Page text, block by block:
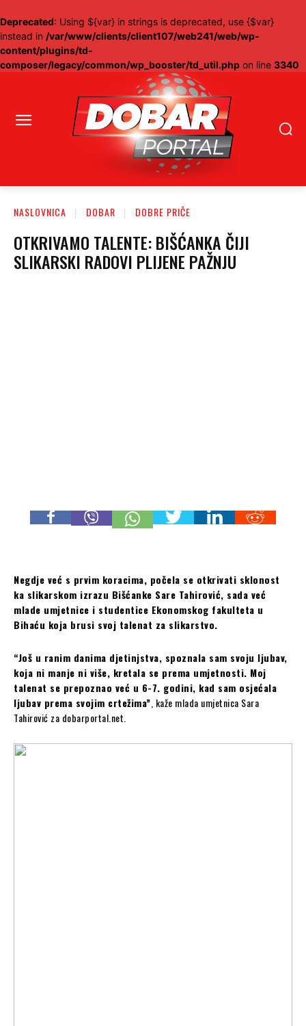
Deprecated: Using ${var} in strings is deprecated, use {$var}
instead in /var/www/clients/client107/web241/web/wp-
content/plugins/td-
composer/legacy/common/wp_booster/td_util.php on line 3340
NASLOVNICA DOBAR DOBRE PRIČE
OTKRIVAMO TALENTE: BIŠĆANKA ČIJI
SLIKARSKI RADOVI PLIJENE PAŽNJU
Negdje već s prvim koracima, počela se otkrivati sklonost
ka slikarskom izrazu Bišćanke Sare Tahirović, sada već
mlade umjetnice i studentice Ekonomskog fakulteta u
Bihaću koja brusi svoj talenat za slikarstvo.
“Još u ranim danima djetinjstva, spoznala sam svoju ljubav,
koja ni manje ni više, kretala se prema umjetnosti. Moj
talenat se prepoznao već u 6-7. godini, kad sam osjećala
ljubav prema svojim crtežima” , kaže mlada umjetnica Sara
Tahirović za dobarportal.net.